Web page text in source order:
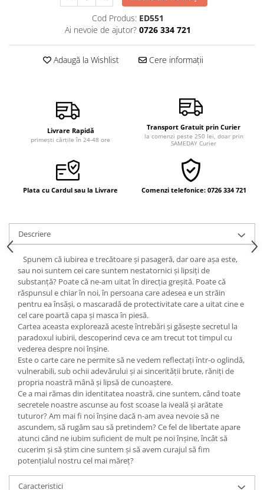
Lumea îngerilor
Seria Masaru Emoto
Inspiraţie divină
Cristale
Supă de pui pentru suflet
Yoga
Oracol
Spiritualitate şi ştiinţă
Fără categorie
Cunoaștere
Cod Produs: ED551
Ai nevoie de ajutor? 0726 334 721
Adaugă la Wishlist Cere informații
Livrare Rapidă
primești cărțile în 24-48 ore
Transport Gratuit prin Curier
la comenzi peste 250 lei, doar prin
SAMEDAY Curier
Plata cu Cardul sau la Livrare Comenzi telefonice: 0726 334 721
Descriere
Spunem că iubirea e trecătoare şi pasageră, dar oare aşa este,
sau noi suntem cei care suntem nestatornici şi lipsiţi de
substanţă? Poate că ne-am uitat în direcţia greşită. Poate că
răspunsul e chiar în noi, în persoana care adesea e un străin
pentru ea însăşi, o mascaradă de protectivitate care a uitat cine e
cel care poartă capa şi masca în piesă.
Cartea aceasta explorează aceste întrebări şi găseşte secretul la
paradoxul iubirii, descoperind ceva ce am trecut tot timpul cu
vederea despre noi înşine.
Este o carte care ne permite să ne vedem reflectaţi într-o oglindă,
vulnerabili, sub ochii adevărului şi ai sincerităţii brute, răniţi de
propria noastră mână şi lipsă de cunoaştere.
Ce a mai rămas din identitatea noastră, cine suntem, când toate
secretele noastre ascunse au fost scoase la iveală şi arătate
tuturor? Am mai fi noi înşine dacă n-am avea nevoie să ne
ascundem, să rugăm sau să pretindem? Ce fel de libertate apare
atunci când ne iubim suficient de mult pe noi înşine, încât să
cucerim şi să ştim cine suntem şi să avem curajul să fim
potenţialul nostru cel mai măreţ?
Caracteristici